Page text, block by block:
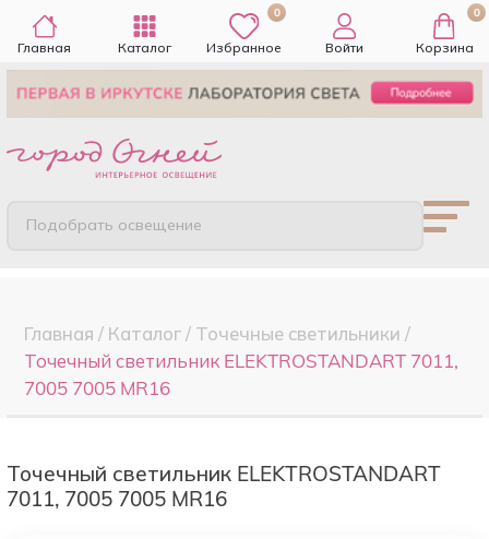
Главная Каталог
0
Избранное Войти
0
Корзина
Подобрать освещение
Главная / Каталог/ Точечные cветильники /
Точечный светильник ELEKTROSTANDART 7011,
7005 7005 MR16
Точечный светильник ELEKTROSTANDART
7011, 7005 7005 MR16